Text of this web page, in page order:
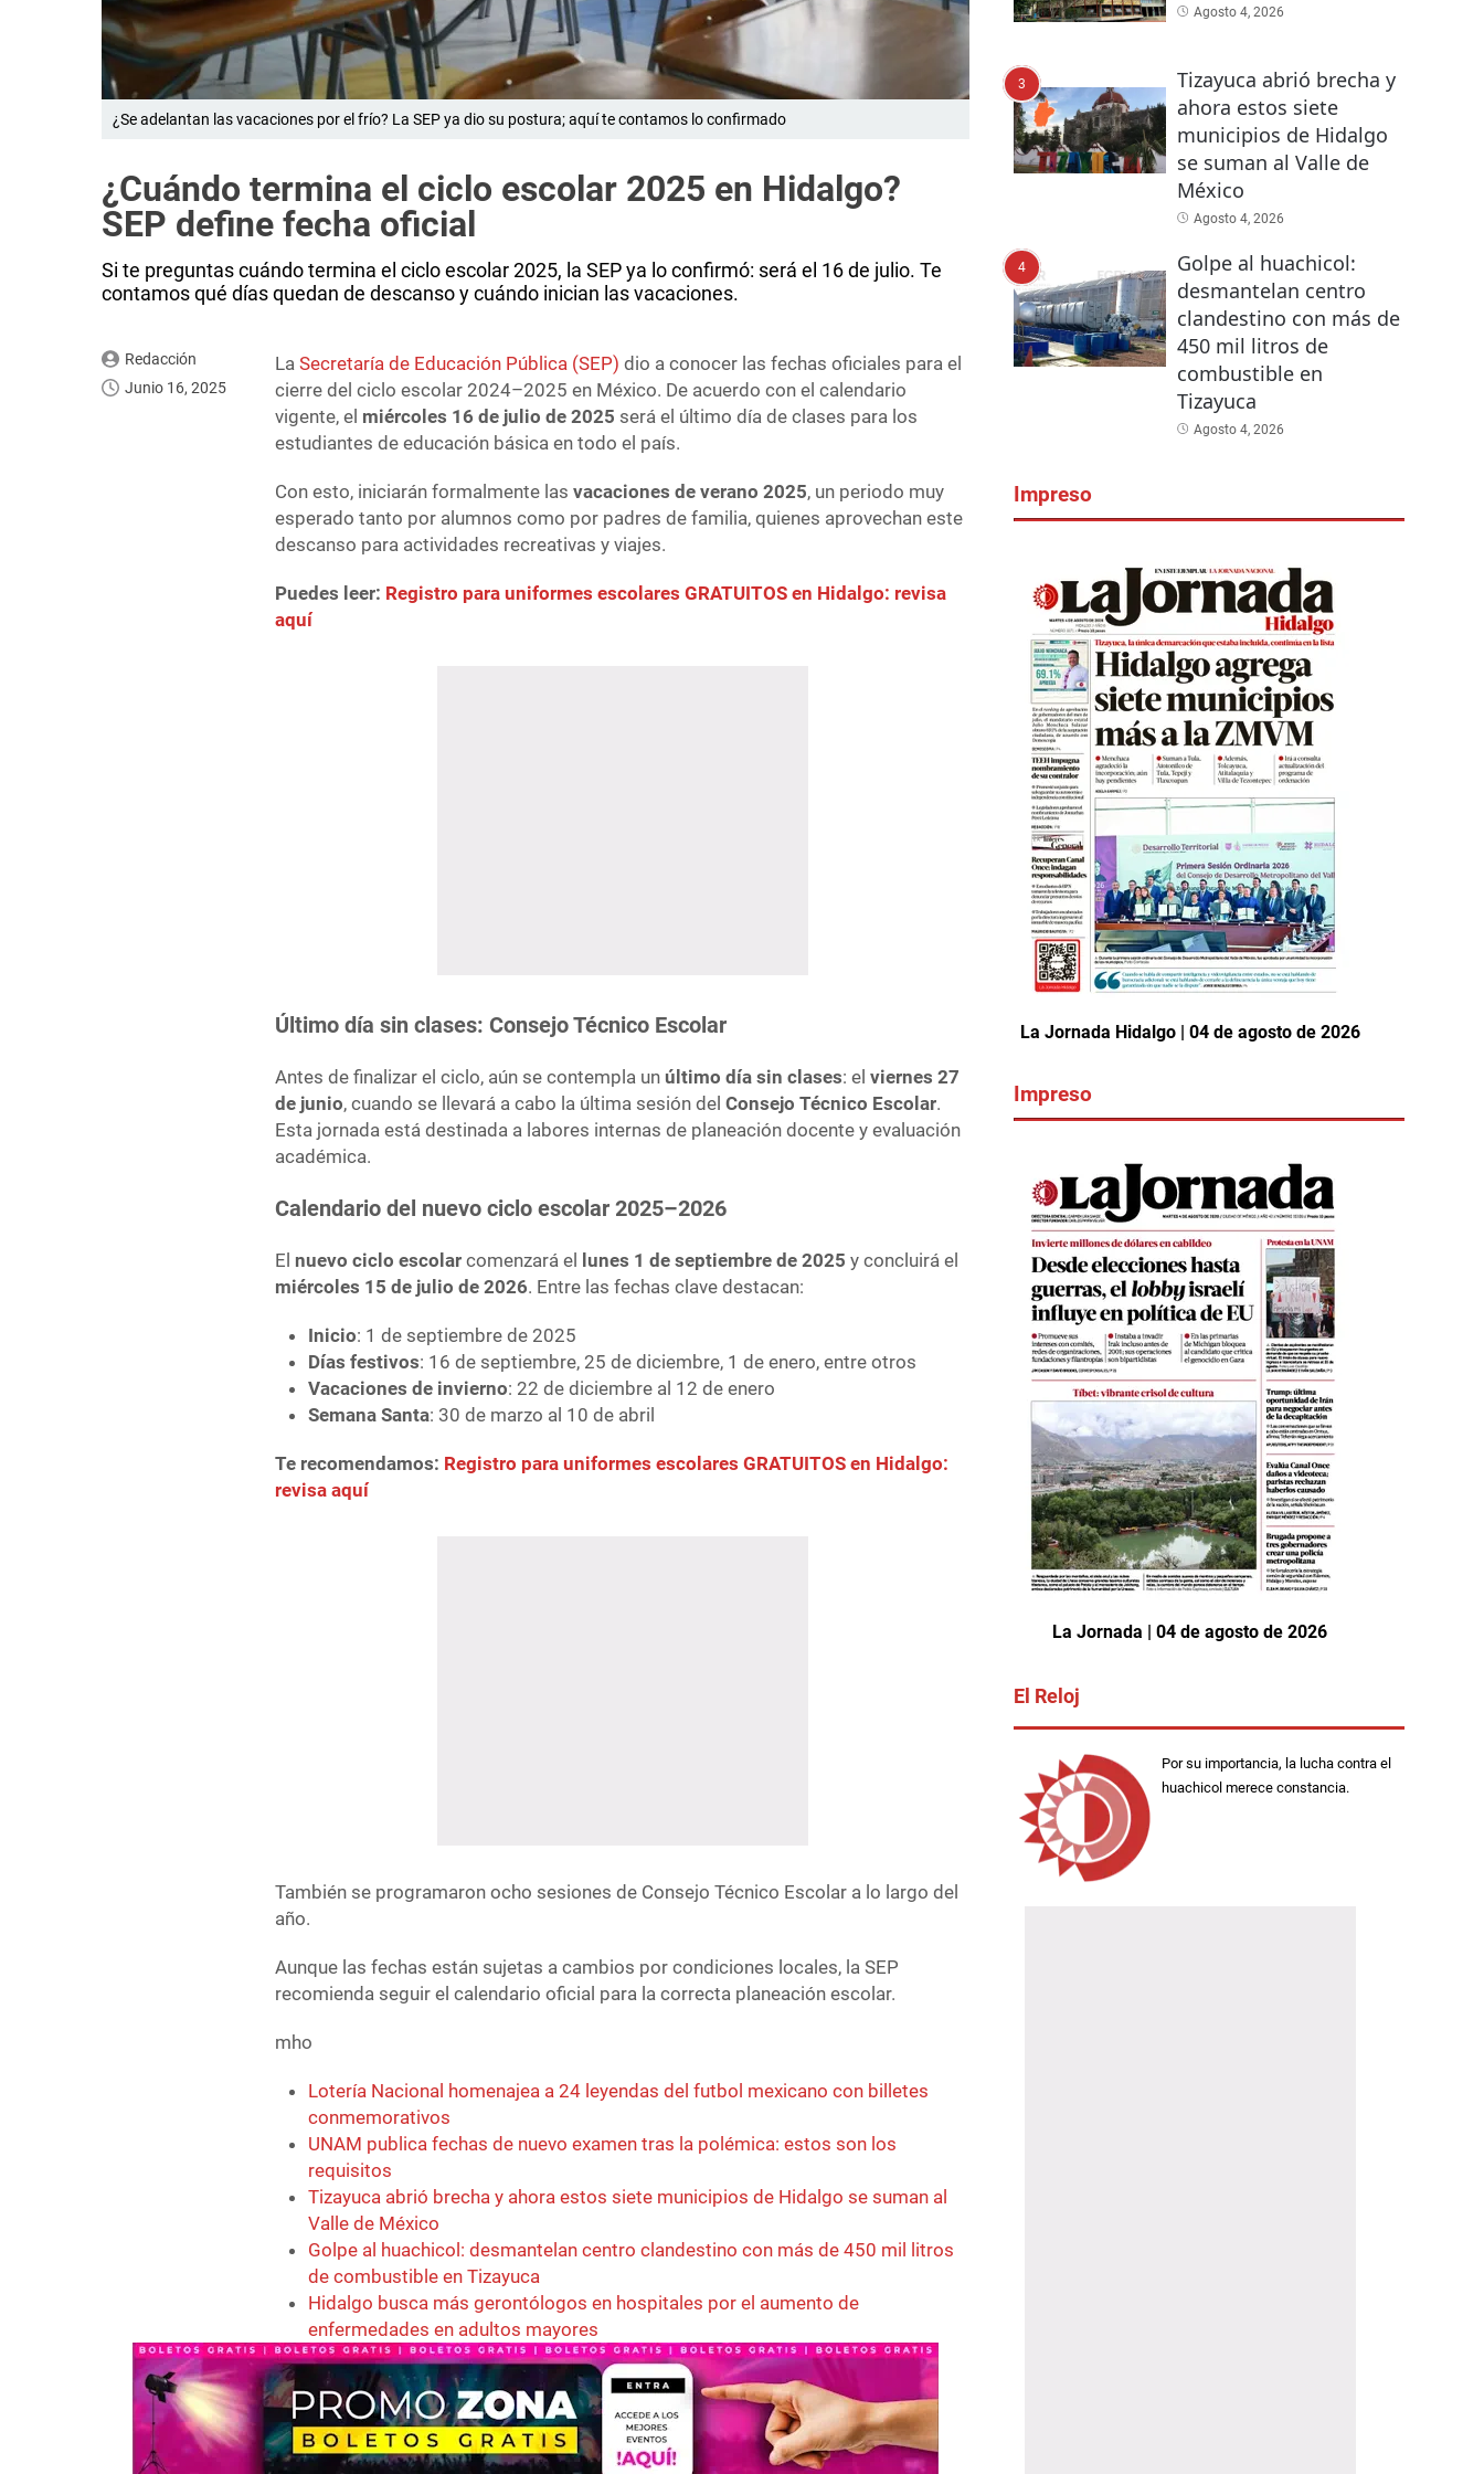
¿Se adelantan las vacaciones por el frío? La SEP ya dio su postura; aquí te contamos lo confirmado
¿Cuándo termina el ciclo escolar 2025 en Hidalgo?
SEP define fecha oficial
Si te preguntas cuándo termina el ciclo escolar 2025, la SEP ya lo confirmó: será el 16 de julio. Te
contamos qué días quedan de descanso y cuándo inician las vacaciones.
Redacción
Junio 16, 2025
LaSecretaría de Educación Pública (SEP)dio a conocer las fechas oficiales para el
cierre del ciclo escolar 2024–2025 en México. De acuerdo con el calendario
vigente, el miércoles 16 de julio de 2025 será el último día de clases para los
estudiantes de educación básica en todo el país.
Con esto, iniciarán formalmente lasvacaciones de verano 2025, un periodo muy
esperado tanto por alumnos como por padres de familia, quienes aprovechan este
descanso para actividades recreativas y viajes.
Puedes leer: Registro para uniformes escolares GRATUITOS en Hidalgo: revisa
aquí
Último día sin clases: Consejo Técnico Escolar
Antes de finalizar el ciclo, aún se contempla un último día sin clases: elviernes 27
de junio, cuando se llevará a cabo la última sesión delConsejo Técnico Escolar.
Esta jornada está destinada a labores internas de planeación docente y evaluación
académica.
Calendario del nuevo ciclo escolar 2025–2026
El nuevo ciclo escolar comenzará el lunes 1 de septiembre de 2025 y concluirá el
miércoles 15 de julio de 2026. Entre las fechas clave destacan:
Inicio: 1 de septiembre de 2025
Días festivos: 16 de septiembre, 25 de diciembre, 1 de enero, entre otros
Vacaciones de invierno: 22 de diciembre al 12 de enero
Semana Santa: 30 de marzo al 10 de abril
Te recomendamos: Registro para uniformes escolares GRATUITOS en Hidalgo:
revisa aquí
También se programaron ocho sesiones de Consejo Técnico Escolar a lo largo del
año.
Aunque las fechas están sujetas a cambios por condiciones locales, la SEP
recomienda seguir el calendario oficial para la correcta planeación escolar.
mho
Lotería Nacional homenajea a 24 leyendas del futbol mexicano con billetes
conmemorativos
UNAM publica fechas de nuevo examen tras la polémica: estos son los
requisitos
Tizayuca abrió brecha y ahora estos siete municipios de Hidalgo se suman al
Valle de México
Golpe al huachicol: desmantelan centro clandestino con más de 450 mil litros
de combustible en Tizayuca
Hidalgo busca más gerontólogos en hospitales por el aumento de
enfermedades en adultos mayores
Agosto 4, 2026
3
Tizayuca abrió brecha y
ahora estos siete
municipios de Hidalgo
se suman al Valle de
México
Agosto 4, 2026
4
Golpe al huachicol:
desmantelan centro
clandestino con más de
450 mil litros de
combustible en
Tizayuca
Agosto 4, 2026
Impreso
La Jornada Hidalgo | 04 de agosto de 2026
Impreso
La Jornada | 04 de agosto de 2026
El Reloj
Por su importancia, la lucha contra el
huachicol merece constancia.